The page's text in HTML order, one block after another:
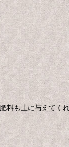
料も土に与えてく